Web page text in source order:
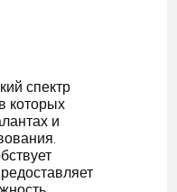
спектр
которых
и